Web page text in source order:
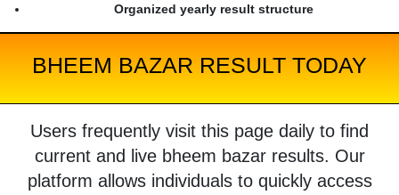
Organized yearly result structure
BHEEM BAZAR RESULT TODAY
Users frequently visit this page daily to find
current and live bheem bazar results. Our
platform allows individuals to quickly access